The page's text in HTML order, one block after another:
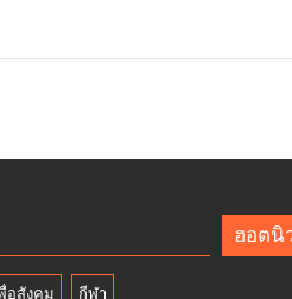
อสังคม กีฬา
ฮอตนิ